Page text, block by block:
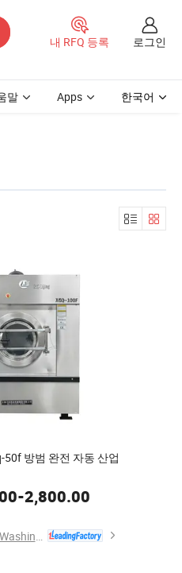
내 RFQ 등록 로그인
말 Apps 한국어
50f 방범 완전 자동 산업
-2,800.00